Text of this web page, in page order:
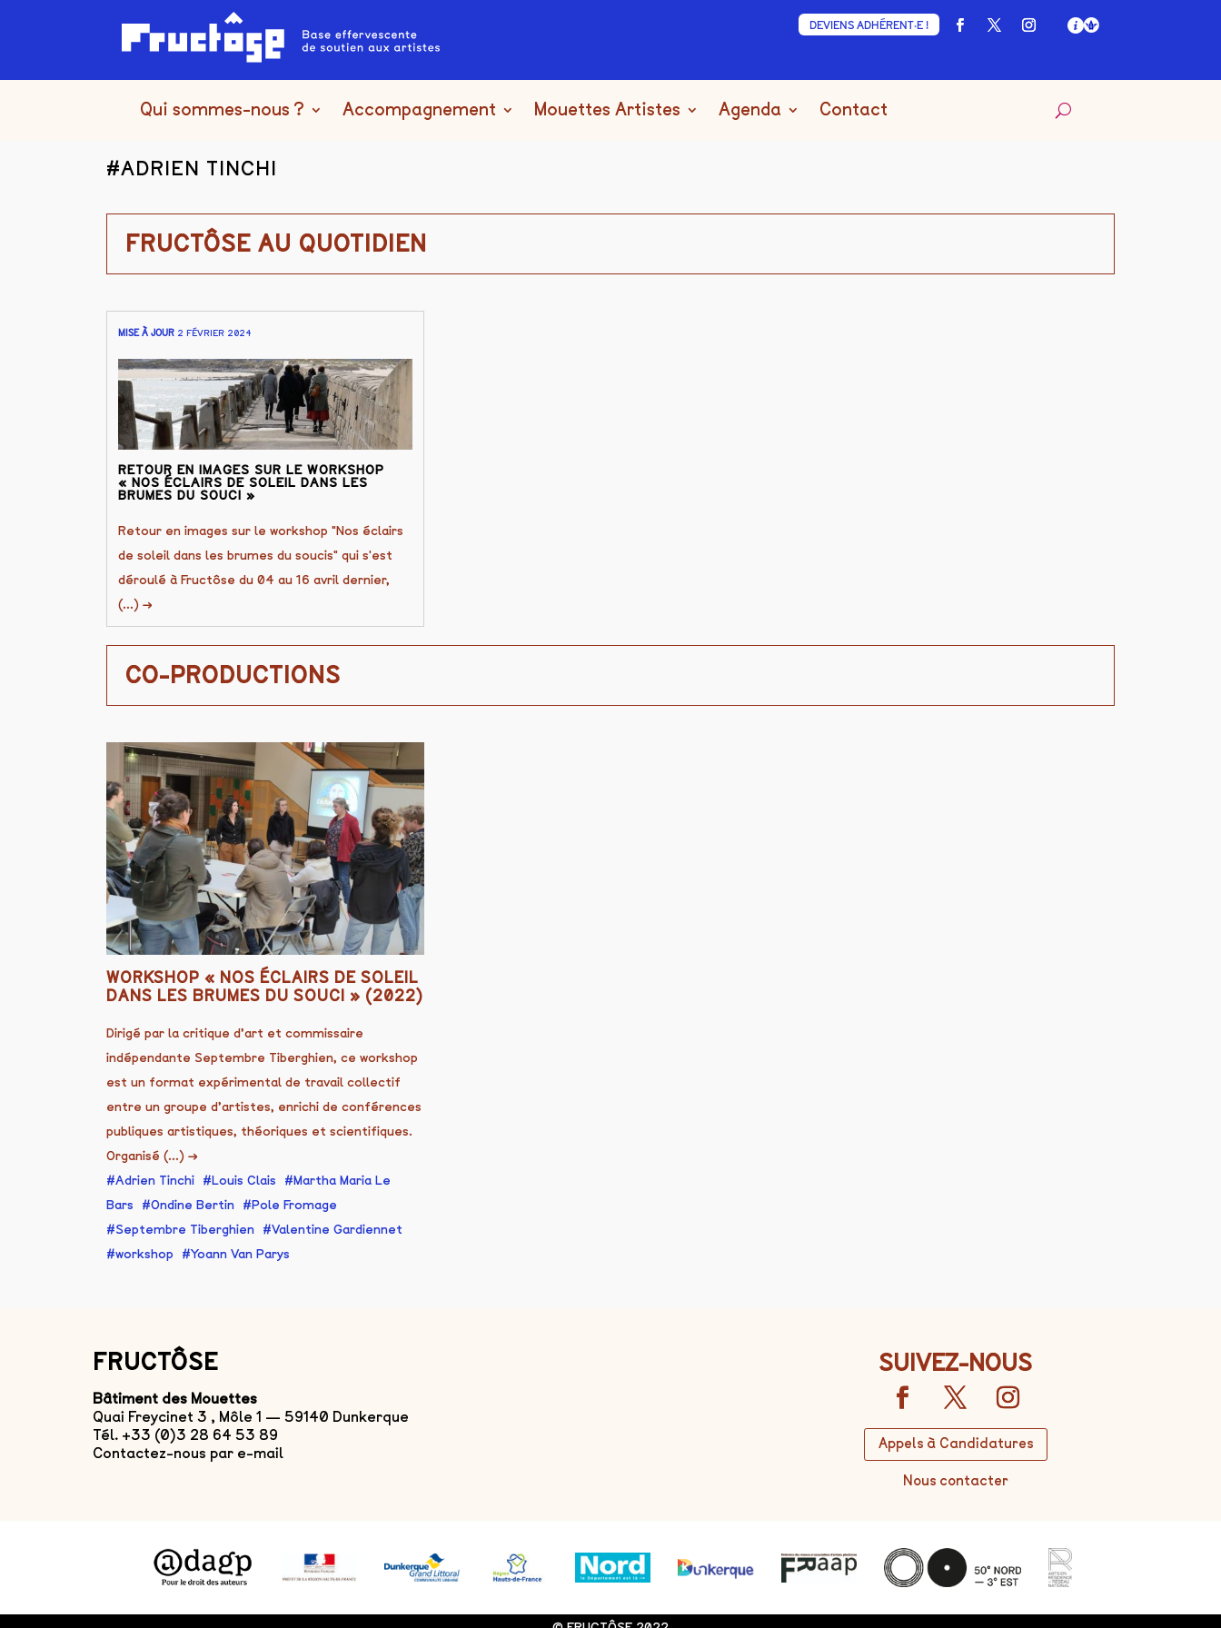
DEVIENS ADHÉRENT·E !
Qui sommes-nous ? Accompagnement Mouettes Artistes Agenda Contact
#ADRIEN TINCHI
FRUCTÔSE AU QUOTIDIEN
MISE À JOUR 2 FÉVRIER 2024
RETOUR EN IMAGES SUR LE WORKSHOP
« NOS ÉCLAIRS DE SOLEIL DANS LES
BRUMES DU SOUCI »
Retour en images sur le workshop "Nos éclairs
de soleil dans les brumes du soucis" qui s'est
déroulé à Fructôse du 04 au 16 avril dernier,
(...) →
CO-PRODUCTIONS
WORKSHOP « NOS ÉCLAIRS DE SOLEIL
DANS LES BRUMES DU SOUCI » (2022)
Dirigé par la critique d’art et commissaire
indépendante Septembre Tiberghien, ce workshop
est un format expérimental de travail collectif
entre un groupe d’artistes, enrichi de conférences
publiques artistiques, théoriques et scientifiques.
Organisé (...) →
Adrien Tinchi
Louis Clais
Martha Maria Le
Bars
Ondine Bertin
Pole Fromage
Septembre Tiberghien
Valentine Gardiennet
workshop
Yoann Van Parys
FRUCTÔSE
Bâtiment des Mouettes
Quai Freycinet 3 , Môle 1 — 59140 Dunkerque
Tél. +33 (0)3 28 64 53 89
Contactez-nous par e-mail
SUIVEZ-NOUS
Appels à Candidatures
Nous contacter